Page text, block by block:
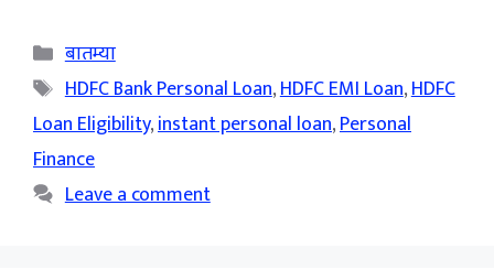
Categories
बातम्या
Tags
HDFC Bank Personal Loan,HDFC EMI Loan,HDFC
Loan Eligibility,instant personal loan,Personal
Finance
Leave a comment